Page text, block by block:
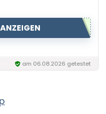
am 06.08.2026 getestet